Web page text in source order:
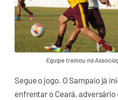
Equipe treinou na
Segue o jogo. O Sampaio já
enfrentar o Ceará,